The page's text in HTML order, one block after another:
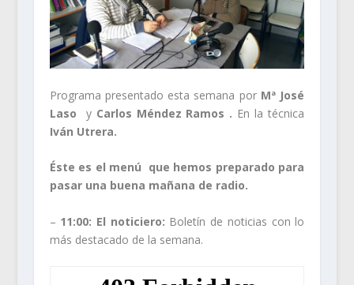
Programa presentado esta semana porMª José
Laso
yCarlos Méndez Ramos . En la técnica
Iván Utrera.
Éste es el menú que hemos preparado para
pasar una buena mañana de radio.
– 11:00: El noticiero: Boletín de noticias con lo
más destacado de la semana.